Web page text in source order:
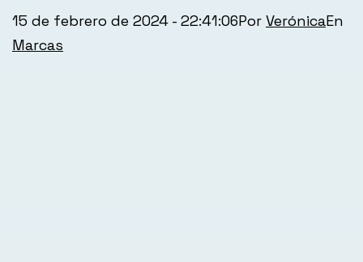
Publicada
el
15 de febrero de 2024 - 22:41:06Por Verónica
Marcas